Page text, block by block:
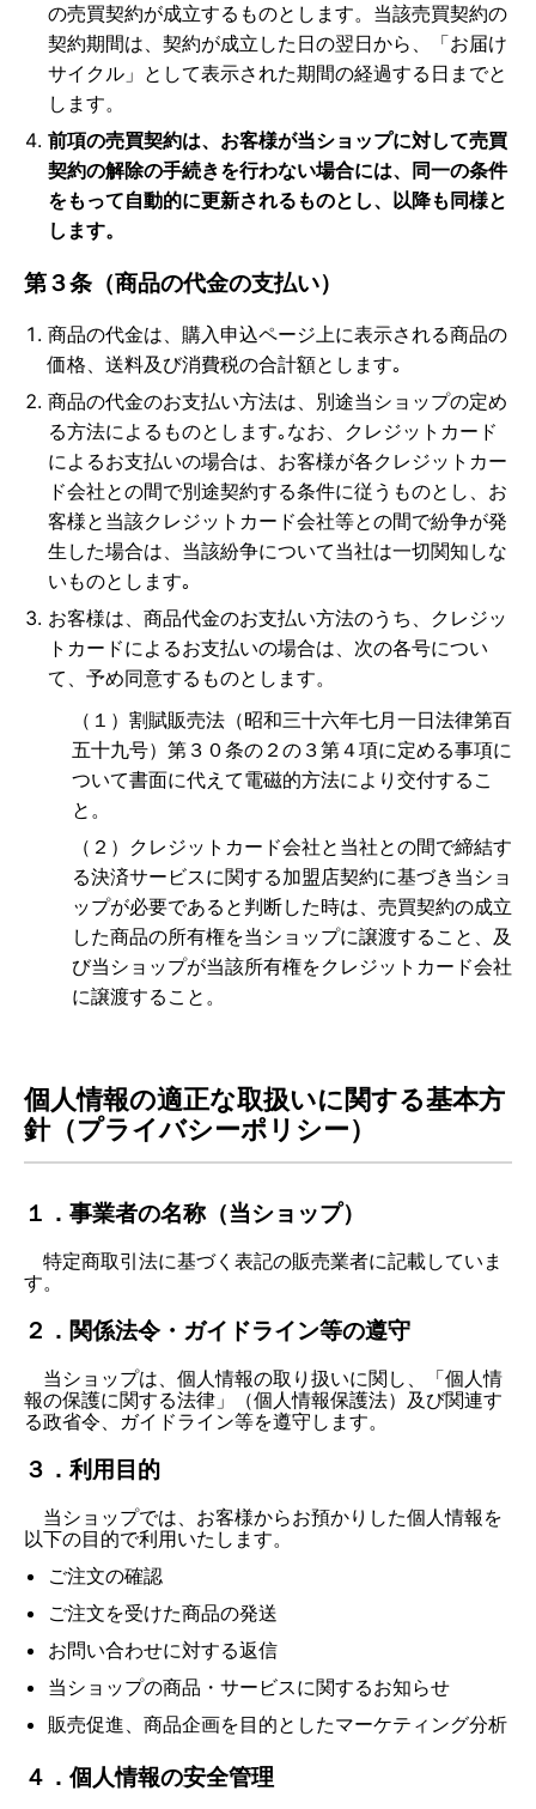
の売買契約が成立するものとします。当該売買契約の
契約期間は、契約が成立した日の翌日から、「お届け
サイクル」として表示された期間の経過する日までと
します。
前項の売買契約は、お客様が当ショップに対して売買
契約の解除の手続きを行わない場合には、同一の条件
をもって自動的に更新されるものとし、以降も同様と
します。
第３条（商品の代金の支払い）
商品の代金は、購入申込ページ上に表示される商品の
価格、送料及び消費税の合計額とします｡
商品の代金のお支払い方法は、別途当ショップの定め
る方法によるものとします｡なお、クレジットカード
によるお支払いの場合は、お客様が各クレジットカー
ド会社との間で別途契約する条件に従うものとし、お
客様と当該クレジットカード会社等との間で紛争が発
生した場合は、当該紛争について当社は一切関知しな
いものとします｡
お客様は、商品代金のお支払い方法のうち、クレジッ
トカードによるお支払いの場合は、次の各号につい
て、予め同意するものとします。
（１）割賦販売法（昭和三十六年七月一日法律第百
五十九号）第３０条の２の３第４項に定める事項に
ついて書面に代えて電磁的方法により交付するこ
と。
（２）クレジットカード会社と当社との間で締結す
る決済サービスに関する加盟店契約に基づき当ショ
ップが必要であると判断した時は、売買契約の成立
した商品の所有権を当ショップに譲渡すること、及
び当ショップが当該所有権をクレジットカード会社
に譲渡すること。
個人情報の適正な取扱いに関する基本方
針（プライバシーポリシー）
１．事業者の名称（当ショップ）
特定商取引法に基づく表記の販売業者に記載していま
す。
２．関係法令・ガイドライン等の遵守
当ショップは、個人情報の取り扱いに関し、「個人情
報の保護に関する法律」（個人情報保護法）及び関連す
る政省令、ガイドライン等を遵守します。
３．利用目的
当ショップでは、お客様からお預かりした個人情報を
以下の目的で利用いたします。
ご注文の確認
ご注文を受けた商品の発送
お問い合わせに対する返信
当ショップの商品・サービスに関するお知らせ
販売促進、商品企画を目的としたマーケティング分析
４．個人情報の安全管理